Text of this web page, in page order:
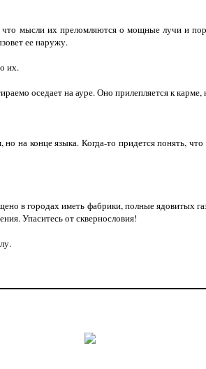
мысли их преломляются о мощные лучи и
ее наружу.
их.
оседает на ауре. Оно прилепляется к карме,
конце языка. Когда-то придется понять,
городах иметь фабрики, полные ядовитых
Упаситесь от сквернословия!